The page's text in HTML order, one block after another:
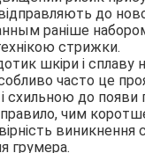
до
раніше набором
стрижки.
шкіри і
часто це
схильною до появи
чим
виникнення
грумера.